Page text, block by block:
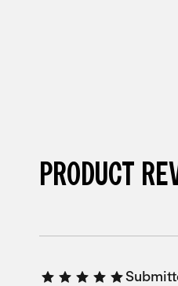
PRODUCT